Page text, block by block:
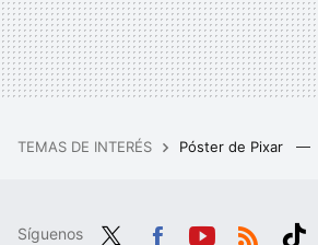
TEMAS DE INTERÉS Póster de Pixar
Síguenos